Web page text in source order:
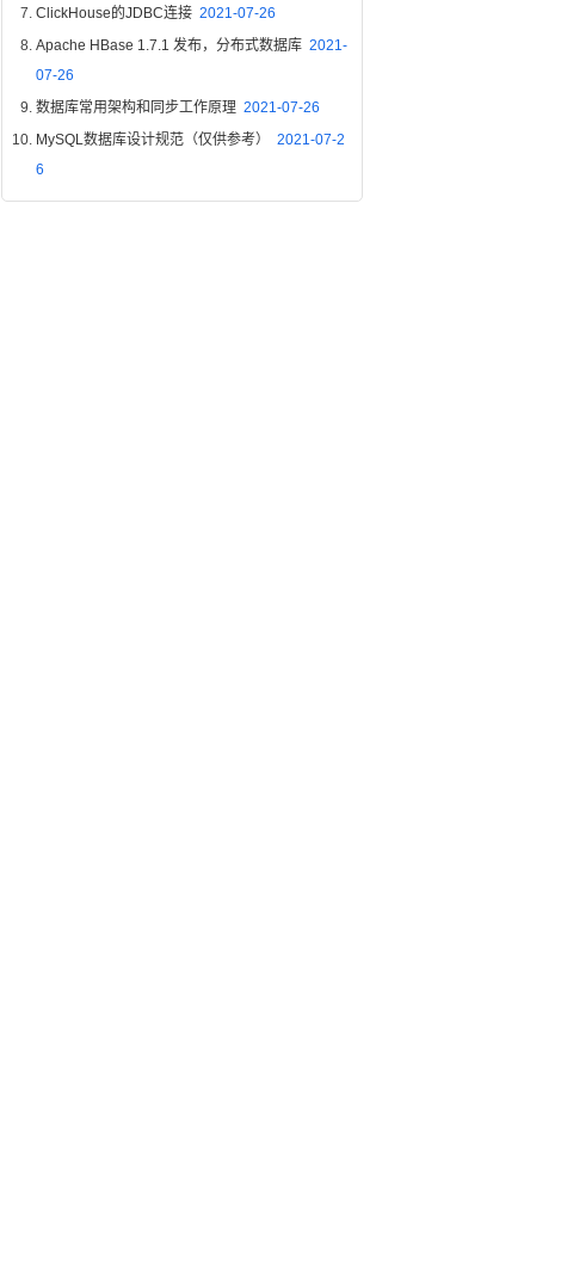
ClickHouse的JDBC连接 2021-07-26
Apache HBase 1.7.1 发布，分布式数据库 2021-
07-26
数据库常用架构和同步工作原理 2021-07-26
MySQL数据库设计规范（仅供参考） 2021-07-2
6